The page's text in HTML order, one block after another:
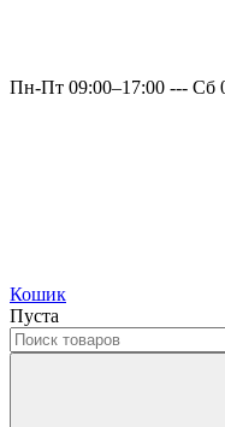
Пн-Пт 09:00–17:00 --- Сб
Кошик
Пуста